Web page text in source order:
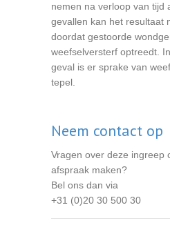
nemen na verloop van tijd
gevallen kan het resultaat
doordat gestoorde
weefselversterf optreedt.
geval is er sprake van
tepel.
Neem contact op
Vragen over deze ingreep
afspraak maken?
Bel ons dan via
+31 (0)20 30 500 30